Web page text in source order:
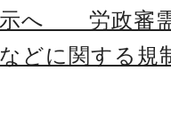
示へ 労政審
どに関する規